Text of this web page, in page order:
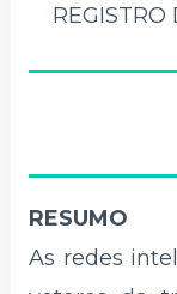
REGISTRO
RESUMO
As redes